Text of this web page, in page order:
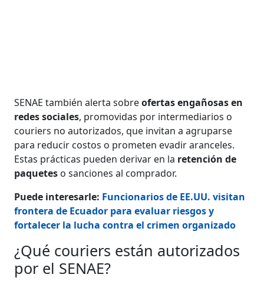
SENAE también alerta sobreofertas engañosas en
redes sociales, promovidas por intermediarios o
couriers no autorizados, que invitan a agruparse
para reducir costos o prometen evadir aranceles.
Estas prácticas pueden derivar en la retención de
paquetes o sanciones al comprador.
Puede interesarle: Funcionarios de EE.UU. visitan
frontera de Ecuador para evaluar riesgos y
fortalecer la lucha contra el crimen organizado
¿Qué couriers están autorizados
por el SENAE?